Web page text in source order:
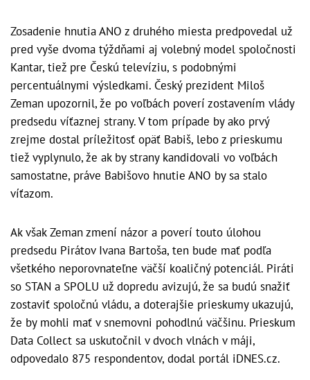
Zosadenie hnutia ANO z druhého miesta predpovedal už
pred vyše dvoma týždňami aj volebný model spoločnosti
Kantar, tiež pre Českú televíziu, s podobnými
percentuálnymi výsledkami. Český prezident Miloš
Zeman upozornil, že po voľbách poverí zostavením vlády
predsedu víťaznej strany. V tom prípade by ako prvý
zrejme dostal príležitosť opäť Babiš, lebo z prieskumu
tiež vyplynulo, že ak by strany kandidovali vo voľbách
samostatne, práve Babišovo hnutie ANO by sa stalo
víťazom.
Ak však Zeman zmení názor a poverí touto úlohou
predsedu Pirátov Ivana Bartoša, ten bude mať podľa
všetkého neporovnateľne väčší koaličný potenciál. Piráti
so STAN a SPOLU už dopredu avizujú, že sa budú snažiť
zostaviť spoločnú vládu, a doterajšie prieskumy ukazujú,
že by mohli mať v snemovni pohodlnú väčšinu. Prieskum
Data Collect sa uskutočnil v dvoch vlnách v máji,
odpovedalo 875 respondentov, dodal portál iDNES.cz.